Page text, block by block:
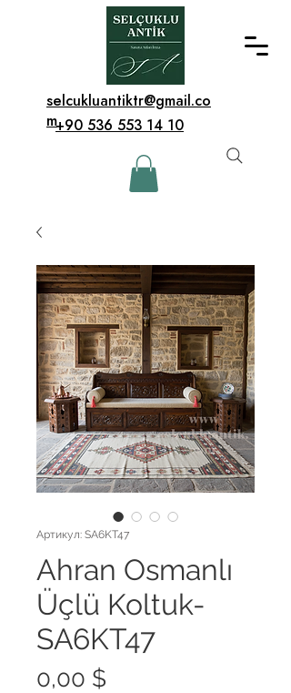
+90 536 553 14 10
selcukluantiktr@gmail.co
m
Артикул: SA6KT47
Ahran Osmanlı
Üçlü Koltuk-
SA6KT47
0,00 $